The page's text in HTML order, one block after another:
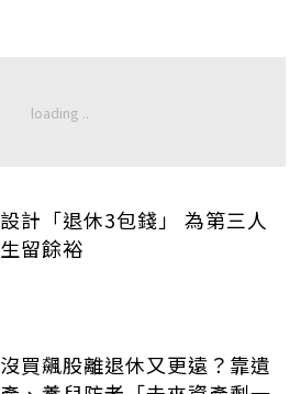
設計「退休3包錢」 為第三人
生留餘裕
沒買飆股離退休又更遠？靠遺